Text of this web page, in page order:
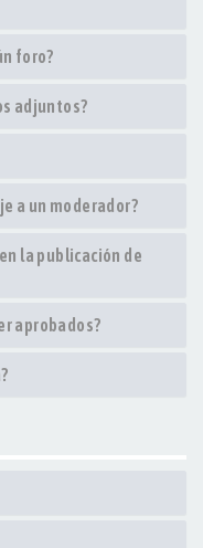
foro?
adjuntos?
a un moderador?
la publicación de
aprobados?